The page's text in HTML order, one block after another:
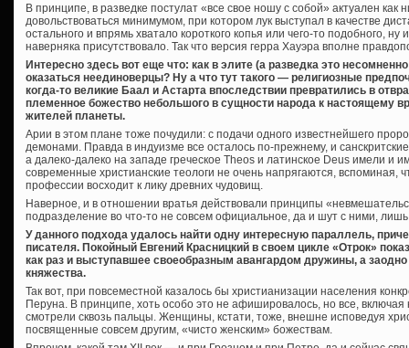
В принципе, в разведке постулат «все свое ношу с собой» актуален как
довольствоваться минимумом, при котором лук выступал в качестве
остального и впрямь хватало короткого копья или чего-то подобного,
наверняка присутствовало. Так что версия герра Хауэра вполне
Интересно здесь вот еще что: как в элите (а разведка это
оказаться неединоверцы? Ну а что тут такого — религиозные
когда-то великие Баал и Астарта впоследствии превратились в
племенное божество небольшого в сущности народа к настоящему
жителей планеты.
Арии в этом плане тоже почудили: с подачи одного известнейшего
демонами. Правда в индуизме все осталось по-прежнему, и
а далеко-далеко на западе греческое Theos и латинское Deus имели
современные христианские теологи не очень напрягаются, вспоминая,
профессии восходит к лику древних чудовищ.
Наверное, и в отношении вратья действовали принципы
подразделение во что-то не совсем официальное, да и шут с ними,
У данного подхода удалось найти одну интересную параллель,
писателя. Покойный Евгений Красницкий в своем цикле «Отрок»
как раз и выступавшее своеобразным авангардом дружины, а заодно
княжества.
Так вот, при повсеместной казалось бы христианизации населения
Перуна. В принципе, хоть особо это не афишировалось, но все,
смотрели сквозь пальцы. Женщины, кстати, тоже, внешне исповедуя
посвященные совсем другим, «чисто женским» божествам.